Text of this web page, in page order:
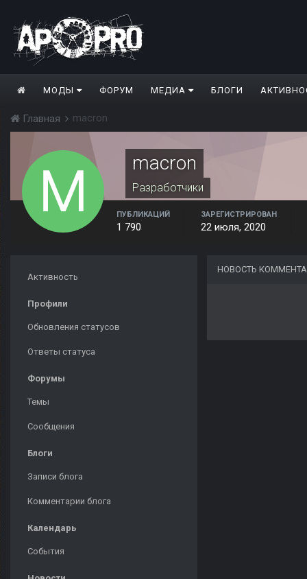
МОДЫ ФОРУМ МЕДИА БЛОГИ
Главная macron
macron
Разработчики
ПУБЛИКАЦИЙ
1 790
ЗАРЕГИСТРИРОВАН
22 июля, 2020
Активность
Профили
Обновления статусов
Ответы статуса
Форумы
Темы
Сообщения
Блоги
Записи блога
Комментарии блога
Календарь
События
НОВОСТЬ